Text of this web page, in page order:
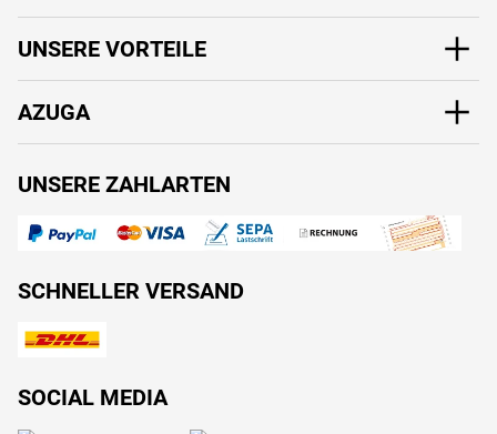
UNSERE VORTEILE
AZUGA
UNSERE ZAHLARTEN
SCHNELLER VERSAND
SOCIAL MEDIA